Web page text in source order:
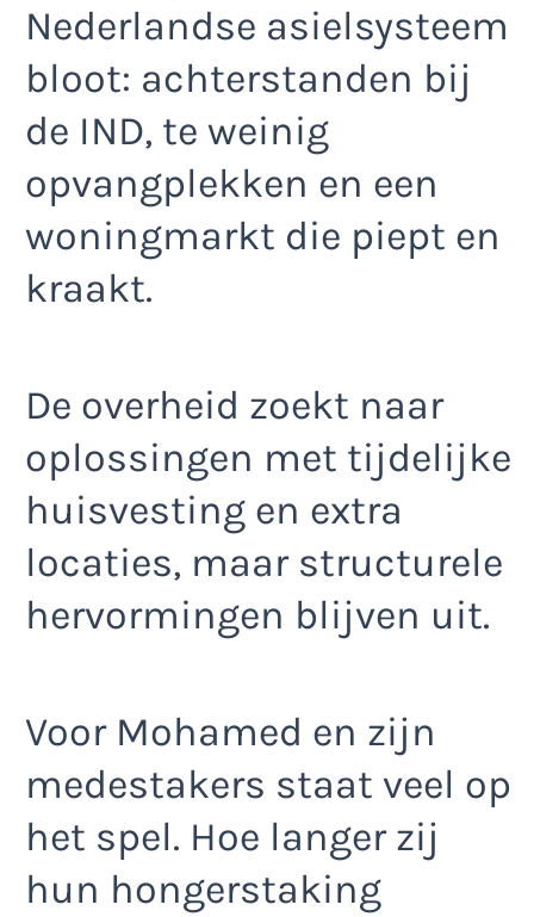
Nederlandse asielsysteem
bloot: achterstanden bij
de IND, te weinig
opvangplekken en een
woningmarkt die piept en
kraakt.
De overheid zoekt naar
oplossingen met tijdelijke
huisvesting en extra
locaties, maar structurele
hervormingen blijven uit.
Voor Mohamed en zijn
medestakers staat veel op
het spel. Hoe langer zij
hun hongerstaking